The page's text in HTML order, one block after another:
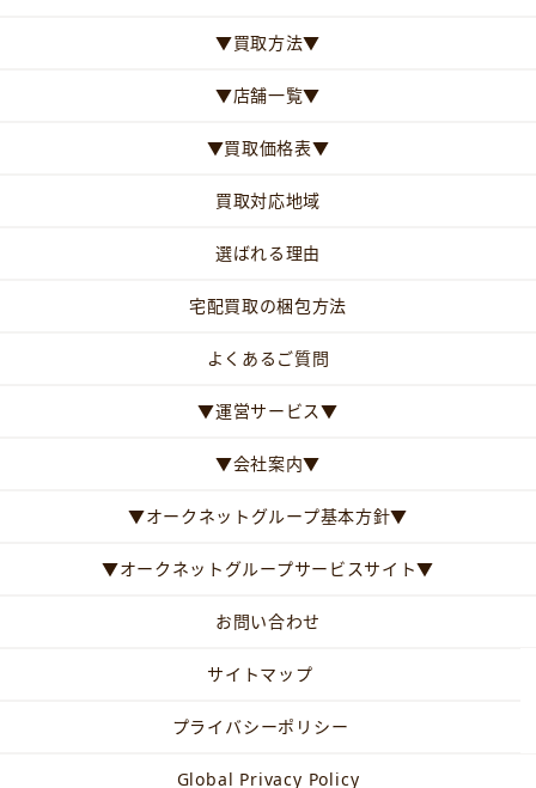
▼買取方法▼
▼店舗一覧▼
▼買取価格表▼
買取対応地域
選ばれる理由
宅配買取の梱包方法
よくあるご質問
▼運営サービス▼
▼会社案内▼
▼オークネットグループ基本方針▼
▼オークネットグループサービスサイト▼
お問い合わせ
サイトマップ
プライバシーポリシー
Global Privacy Policy